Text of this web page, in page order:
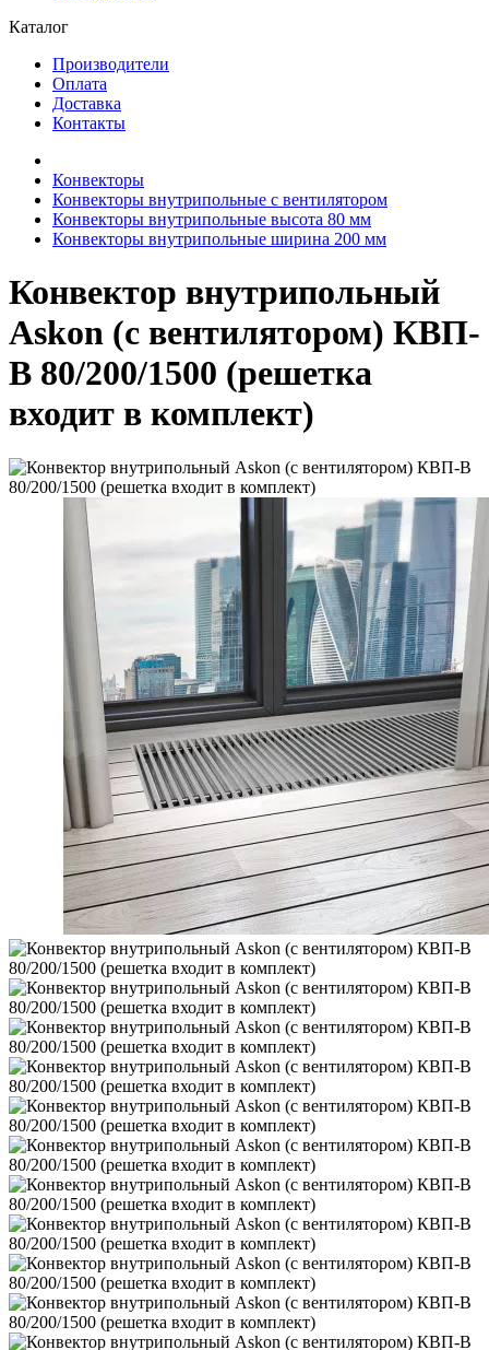
Каталог
Производители
Оплата
Доставка
Контакты
Конвекторы
Конвекторы внутрипольные с вентилятором
Конвекторы внутрипольные высота 80 мм
Конвекторы внутрипольные ширина 200 мм
Конвектор внутрипольный
Askon (с вентилятором) КВП-
В 80/200/1500 (решетка
входит в комплект)